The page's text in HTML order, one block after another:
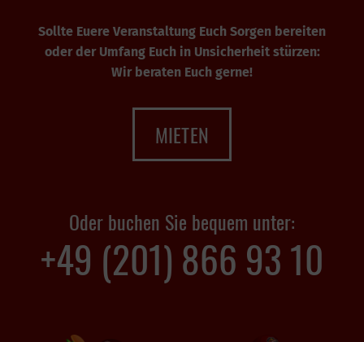
Sollte Euere Veranstaltung Euch Sorgen bereiten
oder der Umfang Euch in Unsicherheit stürzen:
Wir beraten Euch gerne!
MIETEN
Oder buchen Sie bequem unter:
+49 (201) 866 93 10